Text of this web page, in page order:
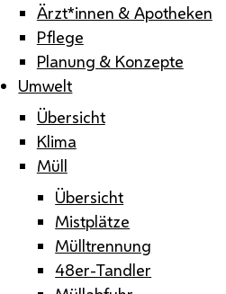
Ärzt*innen & Apotheken
Pflege
Planung & Konzepte
Umwelt
Übersicht
Klima
Müll
Übersicht
Mistplätze
Mülltrennung
48er-Tandler